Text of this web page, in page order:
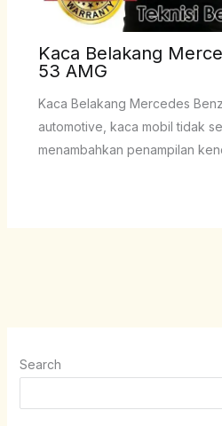
Kaca Belakang
53 AMG
Kaca Belakang Mercedes
automotive, kaca mobil tidak
menambahkan penampilan
Search